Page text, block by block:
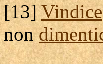
[13]Vindice
non